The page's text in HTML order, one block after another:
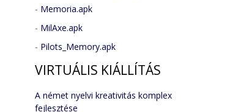
- Memoria.apk
- MilAxe.apk
- Pilots_Memory.apk
VIRTUÁLIS KIÁLLÍTÁS
A német nyelvi kreativitás komplex
fejlesztése